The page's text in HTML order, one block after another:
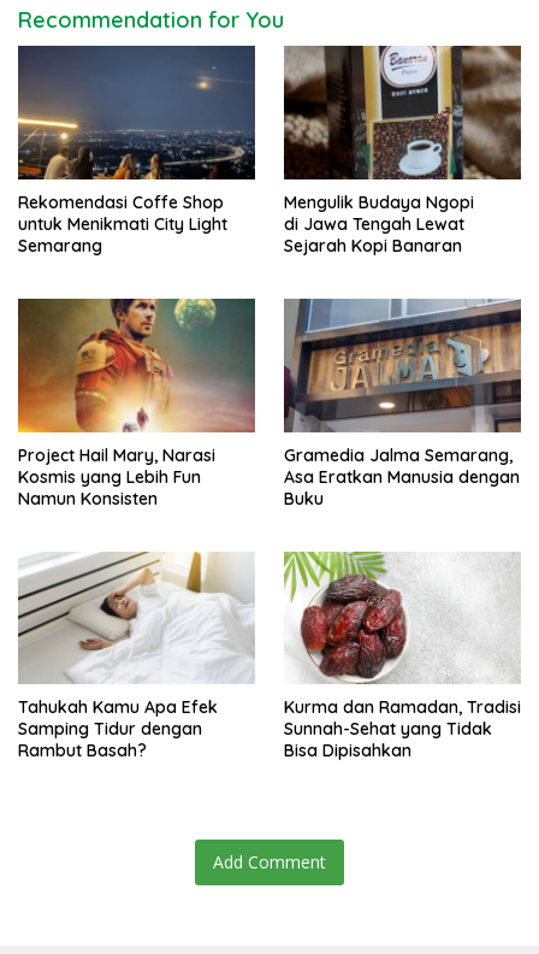
v
i
g
a
t
i
o
Recommendation for You
Rekomendasi Coffe Shop
untuk Menikmati City Light
Semarang
Mengulik Budaya Ngopi
di Jawa Tengah Lewat
Sejarah Kopi Banaran
Project Hail Mary, Narasi
Kosmis yang Lebih Fun
Namun Konsisten
Gramedia Jalma Semarang,
Asa Eratkan Manusia dengan
Buku
Tahukah Kamu Apa Efek
Samping Tidur dengan
Rambut Basah?
Kurma dan Ramadan, Tradisi
Sunnah-Sehat yang Tidak
Bisa Dipisahkan
Add Comment